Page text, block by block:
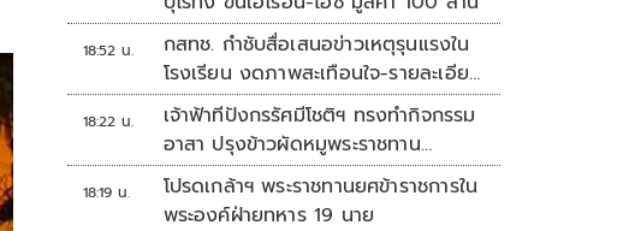
18:52 น.
กสทช. กำชับสื่อเสนอข่าวเหตุรุนแรงใน
โรงเรียน งดภาพสะเทือนใจ-รายละเอียด
เสี่ยงเลียนแบบ
18:22 น.
เจ้าฟ้าทีปังกรรัศมีโชติฯ ทรงทำกิจกรรม
อาสา ปรุงข้าวผัดหมูพระราชทาน
ประชาชน
18:19 น.
โปรดเกล้าฯ พระราชทานยศข้าราชการใน
พระองค์ฝ่ายทหาร 19 นาย